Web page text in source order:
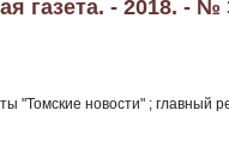
газета. - 2018. - №
"Томские новости" ; главный